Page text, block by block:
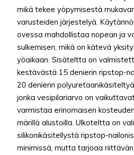
mikä tekee yöpymisestä
varusteiden järjestelyä.
ovessa mahdollistaa nopean ja
sulkemisen, mikä on kätevä
yöaikaan. Sisäteltta on
kestävästä 15 denierin ripstop-
20 denierin
jonka vesipilariarvo on
varmistaa erinomaisen
märillä alustoilla. Ulkoteltta on
silikonikäsitellystä ripstop-
minimissä, mutta tarjoaa